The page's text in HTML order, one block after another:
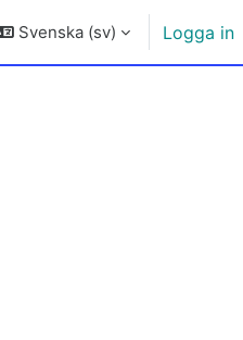
Svenska ‎(sv)‎ Logga in